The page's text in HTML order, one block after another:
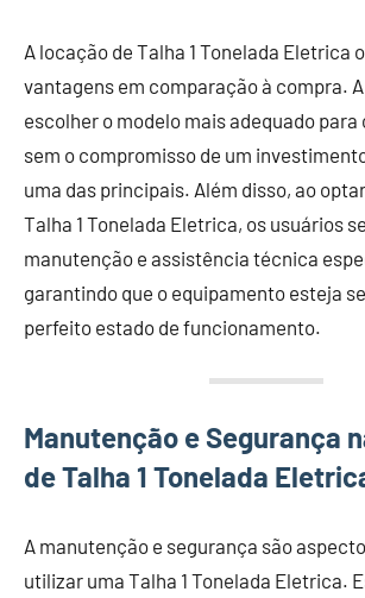
A locação de Talha 1 Tonelada Eletrica
vantagens em comparação à compra.
escolher o modelo mais adequado para
sem o compromisso de um
uma das principais. Além disso, ao
Talha 1 Tonelada Eletrica, os usuários
manutenção e assistência técnica
garantindo que o equipamento esteja
perfeito estado de funcionamento.
Manutenção e Segurança
de Talha 1 Tonelada
A manutenção e segurança são
utilizar uma Talha 1 Tonelada Eletrica.